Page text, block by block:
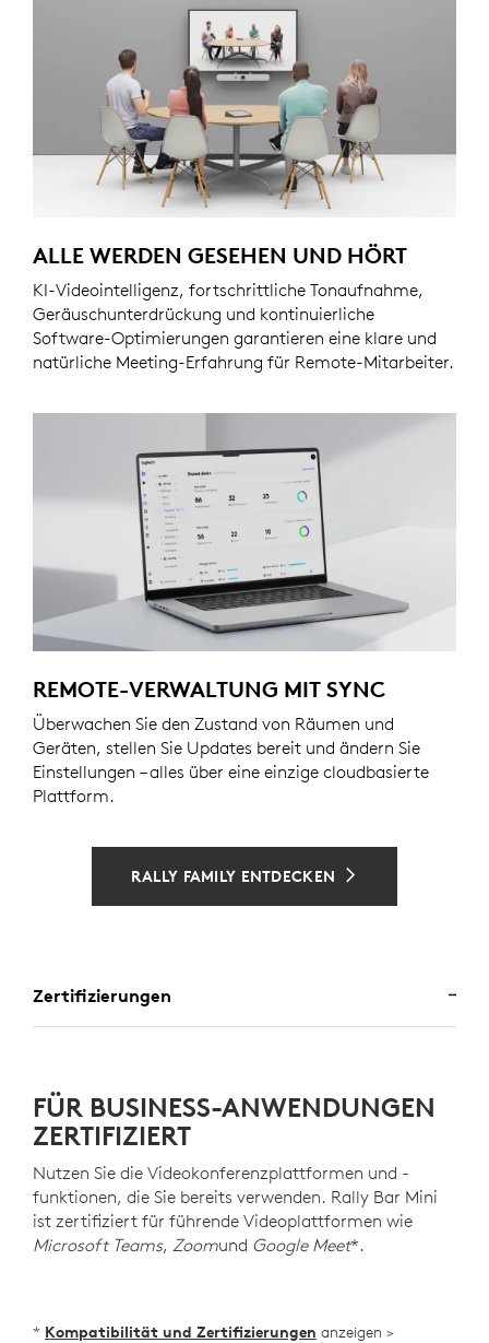
ALLE WERDEN GESEHEN UND HÖRT
KI-Videointelligenz, fortschrittliche Tonaufnahme,
Geräuschunterdrückung und kontinuierliche
Software-Optimierungen garantieren eine klare und
natürliche Meeting-Erfahrung für Remote-Mitarbeiter.
REMOTE-VERWALTUNG MIT SYNC
Überwachen Sie den Zustand von Räumen und
Geräten, stellen Sie Updates bereit und ändern Sie
Einstellungen – alles über eine einzige cloudbasierte
Plattform.
RALLY FAMILY ENTDECKEN
Zertifizierungen
FÜR BUSINESS-ANWENDUNGEN
ZERTIFIZIERT
Nutzen Sie die Videokonferenzplattformen und -
funktionen, die Sie bereits verwenden. Rally Bar Mini
ist zertifiziert für führende Videoplattformen wie
Microsoft Teams, Zoomund Google Meet*.
* Kompatibilität und Zertifizierungen anzeigen >